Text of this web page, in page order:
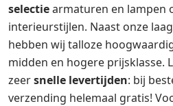
selectiearmaturen en lampen
interieurstijlen. Naast onze
hebben wij talloze
midden en hogere prijsklasse.
zeersnelle levertijden: bij
verzending helemaal gratis!